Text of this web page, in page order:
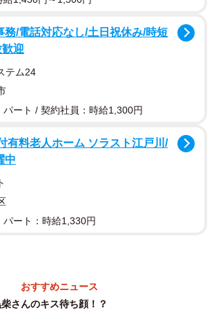
顔にメロメロ！？（提供：ぽんぽんポン助さ
務/電話対応なし/土日祝休み/時短
迎
テム24
パート / 契約社員：時給1,300円
有料老人ホーム ソラスト江戸川/
中
パート：時給1,330円
おすすめニュース
柴さんのキス待ち顔！？